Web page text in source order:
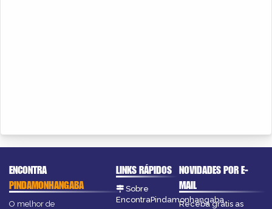
ENCONTRA
PINDAMONHANGABA
O melhor de
LINKS RÁPIDOS
Sobre
EncontraPindamonhangaba
NOVIDADES POR E-
MAIL
Receba grátis as